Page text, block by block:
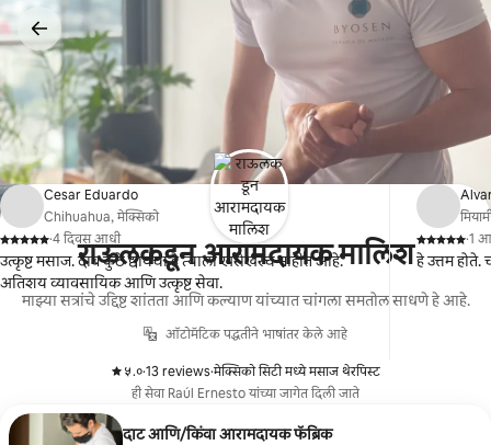
जा
राऊलकडून आरामदायक मालिश
माझ्या सत्रांचे उद्दिष्ट शांतता आणि कल्याण यांच्यात चांगला समतोल साधणे हे आहे.
ऑटोमॅटिक पद्धतीने भाषांतर केले आहे
५.०
,
·13 reviews
,
·मेक्सिको सिटी मध्ये मसाज थेरपिस्ट
ही सेवा Raúl Ernesto यांच्या जागेत दिली जाते
दाट आणि/किंवा आरामदायक फॅब्रिक
Cesar Eduardo
Chihuahua, मेक्सिको
,
·4 दिवस आधी
उत्कृष्ट मसाज. दाब कुठे द्यायचा हे त्याला खरोखरच माहीत आहे.
अतिशय व्यावसायिक आणि उत्कृष्ट सेवा.
,
·1
हे उत्तम